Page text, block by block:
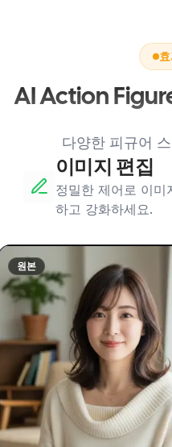
AI Action
다양한 피규어
이미지 편집
정밀한 제어로 이미
하고 강화하세요.
원본